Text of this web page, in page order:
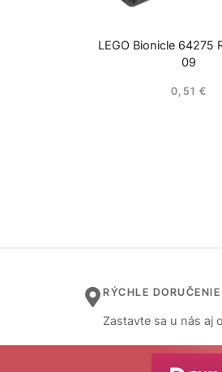
LEGO Bionicle 64275
09
0,51€
RÝCHLE DORUČENIE
Zastavte sa u nás aj